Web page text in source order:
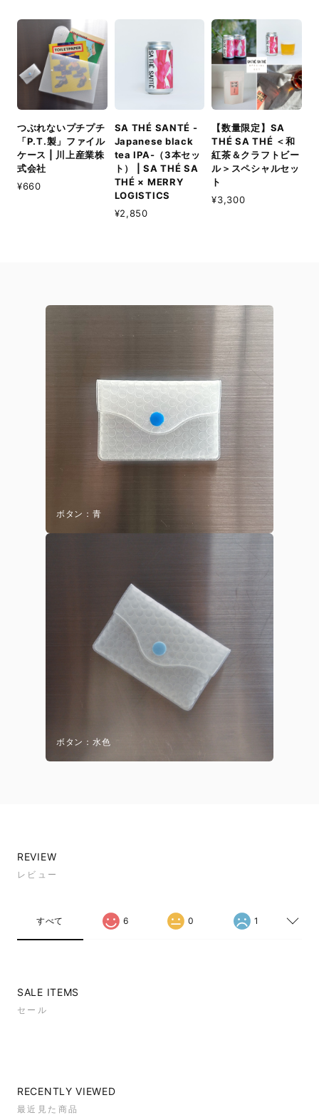
つぶれないプチプチ
「P.T.製」ファイル
ケース | 川上産業株
式会社
¥660
SA THÉ SANTÉ -
Japanese black
tea IPA-（3本セッ
ト） | SA THÉ SA
THÉ × MERRY
LOGISTICS
¥2,850
【数量限定】SA
THÉ SA THÉ ＜和
紅茶＆クラフトビー
ル＞スペシャルセッ
ト
¥3,300
ボタン：青
ボタン：水色
REVIEW
レビュー
すべて 6 0 1
SALE ITEMS
セール
RECENTLY VIEWED
最近見た商品